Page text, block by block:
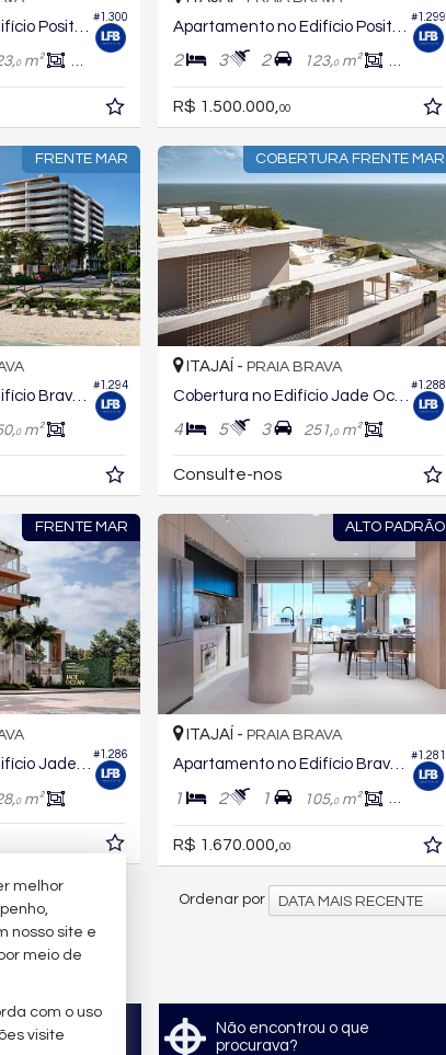
#1.300
0m² 82,
#1.299
2 3 2 123,0m² 93,
R$ 1.500.000, 00
FRENTE MAR
#1.294
Apartamento no Edifício Brava Beach - Reserva Recife
0m²
COBERTURA FRENTE MAR
#1.288
ITAJAÍ - PRAIA BRAVA
Cobertura no Edifício Jade Ocean
4 5 3 251,0m²
Consulte-nos
FRENTE MAR
#1.286
Apartamento no Edifício Jade Ocean
0m²
ALTO PADRÃO
#1.281
ITAJAÍ - PRAIA BRAVA
Apartamento no Edifício Brava Green Home Club
1 2 1 105,0m² 76,
R$ 1.670.000,00
Ordenar por DATA MAIS RECENTE
imóvel?
anuncie
Não encontrou o que
procurava?
melhor
nosso site e
meio de
com o uso
visite